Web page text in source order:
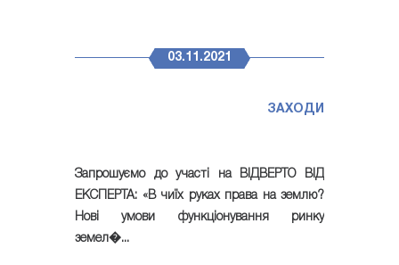
03.11.2021
ЗАХОДИ
Запрошуємо до участі на ВІДВЕРТО ВІД
ЕКСПЕРТА: «В чиїх руках права на землю?
Нові умови функціонування ринку
земел�...